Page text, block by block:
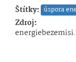
Štítky: úspora
Zdroj: